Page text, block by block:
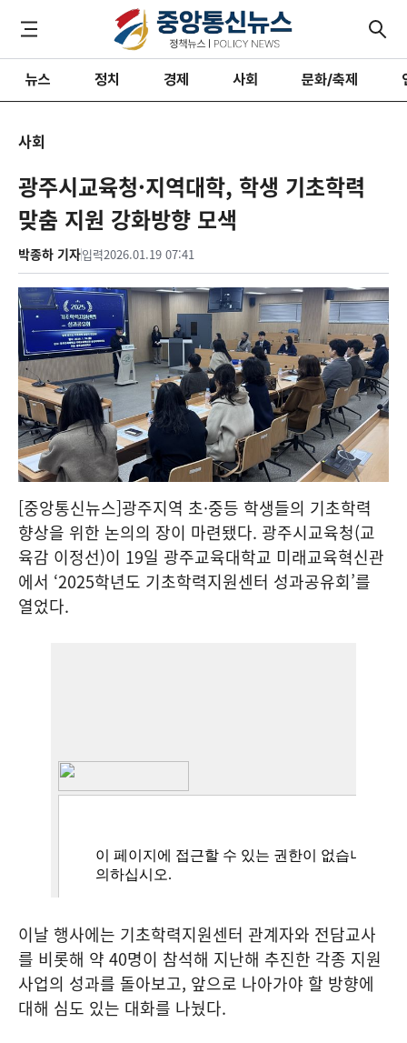
뉴스 정치 경제 사회 문화/축제
사회
광주시교육청·지역대학, 학생 기초학력
맞춤 지원 강화방향 모색
박종하 기자입력2026.01.19 07:41
[중앙통신뉴스]광주지역 초·중등 학생들의 기초학력
향상을 위한 논의의 장이 마련됐다. 광주시교육청(교
육감 이정선)이 19일 광주교육대학교 미래교육혁신관
에서 ‘2025학년도 기초학력지원센터 성과공유회’를
열었다.
이날 행사에는 기초학력지원센터 관계자와 전담교사
를 비롯해 약 40명이 참석해 지난해 추진한 각종 지원
사업의 성과를 돌아보고, 앞으로 나아가야 할 방향에
대해 심도 있는 대화를 나눴다.